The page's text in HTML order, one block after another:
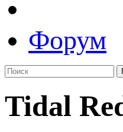
Форум
Tidal